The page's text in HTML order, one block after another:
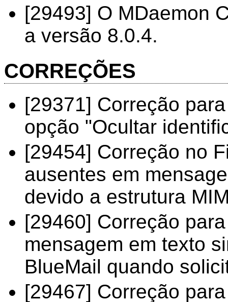
[29493] O MDaemon
a versão 8.0.4.
CORREÇÕES
[29371] Correção
opção "Ocultar
[29454] Correção no
ausentes em
devido a estrutura
[29460] Correção
mensagem em texto
BlueMail quando
[29467] Correção